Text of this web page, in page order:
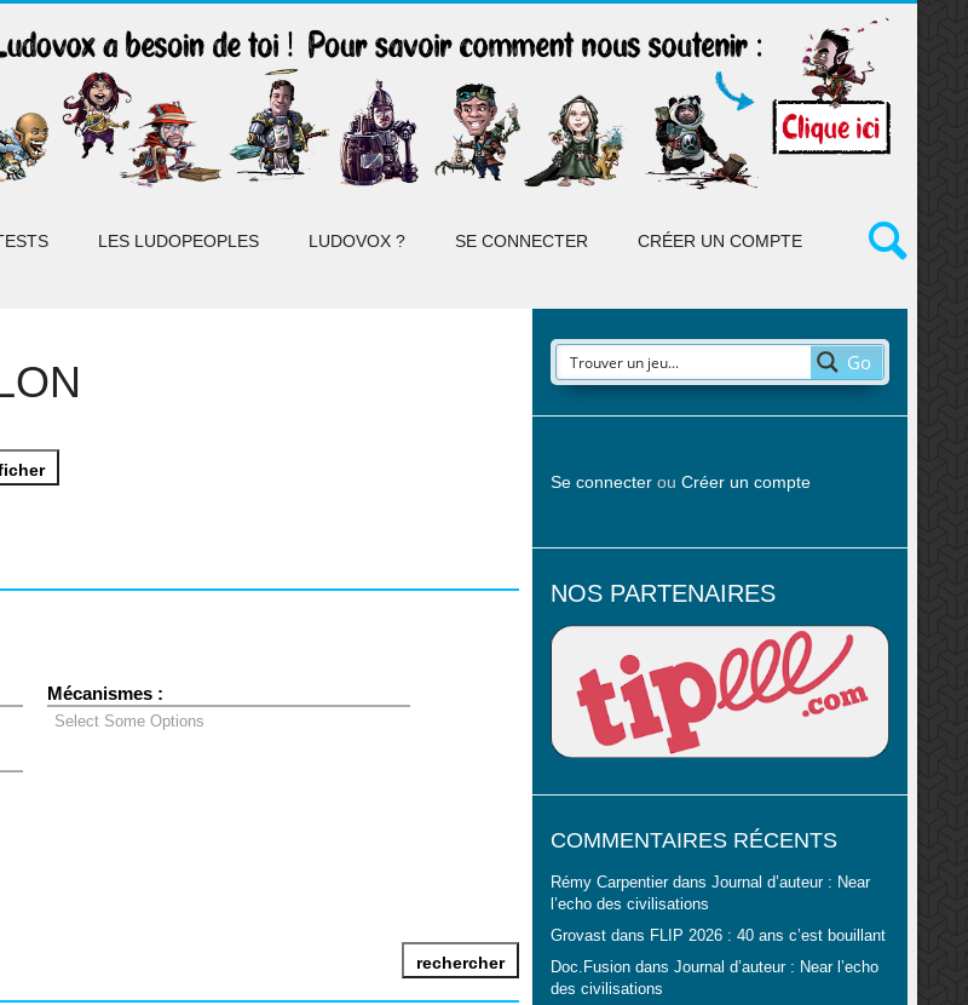
LES LUDOPEOPLES LUDOVOX ? SE CONNECTER CRÉER UN COMPTE
Mécanismes :
Go
Se connecterou Créer un compte
NOS PARTENAIRES
COMMENTAIRES RÉCENTS
Rémy Carpentierdans Journal d’auteur : Near
l’echo des civilisations
Grovastdans FLIP 2026 : 40 ans c’est bouillant
Doc.Fusiondans Journal d’auteur : Near l’echo
des civilisations